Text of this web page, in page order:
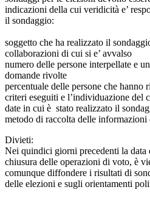
indicazioni della cui veridicità e’
il sondaggio:
soggetto che ha realizzato il
collaborazioni di cui si e’ avvalso
numero delle persone interpellate e
domande rivolte
percentuale delle persone che hanno
criteri eseguiti e l’individuazione del
date in cui è stato realizzato il
metodo di raccolta delle informazioni
Divieti:
Nei quindici giorni precedenti la data
chiusura delle operazioni di voto, è
comunque diffondere i risultati di
delle elezioni e sugli orientamenti